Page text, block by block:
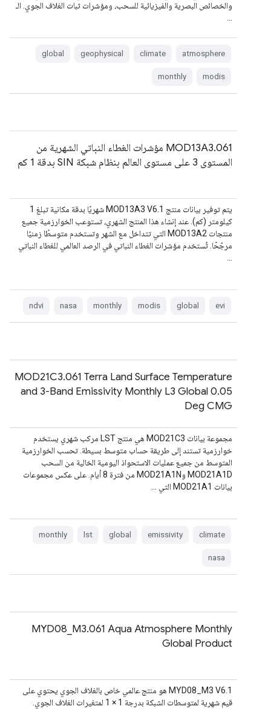
والخصائص البصرية والفيزيائية للسحب، ومؤشرات ثبات الغلاف الجوي. الـ
atmosphere
climate
geophysical
global
modis
monthly
MOD13A3.061 مؤشرات الغطاء النباتي الشهرية من
المستوى 3 على مستوى العالم بنظام شبكة SIN بدقة 1 كم
يتم توفير بيانات منتج MOD13A3 V6.1 شهريًا بدقة مكانية تبلغ 1
كيلومتر (كم). عند إنشاء هذا المنتج الشهري، تستوعب الخوارزمية جميع
منتجات MOD13A2 التي تتداخل مع الشهر وتستخدم متوسطًا زمنيًا
مرجّحًا. تُستخدم مؤشرات الغطاء النباتي في الرصد العالمي للغطاء النباتي
evi
global
modis
monthly
nasa
ndvi
MOD21C3.061 Terra Land Surface Temperature
and 3-Band Emissivity Monthly L3 Global 0.05
Deg CMG
مجموعة بيانات MOD21C3 هي منتج LST مركب شهري يستخدم
خوارزمية تستند إلى طريقة حساب متوسط بسيطة. تحسب الخوارزمية
المتوسط من جميع عمليات الاستحواذ اليومية الخالية من السحب
MOD21A1D وMOD21A1N من فترة 8 أيام. على عكس مجموعات
بيانات MOD21A1 التي …
climate
emissivity
global
lst
monthly
nasa
MYD08_M3.061 Aqua Atmosphere Monthly
Global Product
‫MYD08_M3 V6.1 هو منتج عالمي خاص بالغلاف الجوي يحتوي على
قيم شهرية لمتوسطات الشبكة بدرجة 1 × 1 لمتغيرات الغلاف الجوي.